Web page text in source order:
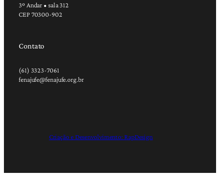
3º Andar • sala 312
CEP 70300-902
Contato
(61) 3323-7061
fenajufe@fenajufe.org.br
Criação e Desenvolvimento: RapDesign